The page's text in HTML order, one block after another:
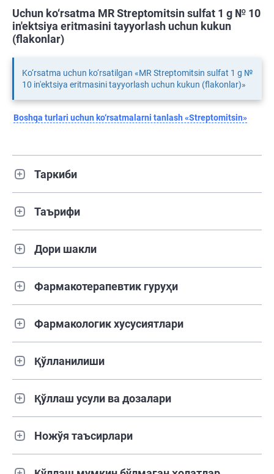
Uchun ko‘rsatma MR Streptomitsin sulfat 1 g № 10
in'ektsiya eritmasini tayyorlash uchun kukun
(flakonlar)
Ko‘rsatma uchun ko‘rsatilgan «MR Streptomitsin sulfat 1 g №
10 in'ektsiya eritmasini tayyorlash uchun kukun (flakonlar)»
Boshqa turlari uchun ko‘rsatmalarni tanlash «Streptomitsin»
Таркиби
Таърифи
Дори шакли
Фармакотерапевтик гуруҳи
Фармакологик хусусиятлари
Қўлланилиши
Қўллаш усули ва дозалари
Ножўя таъсирлари